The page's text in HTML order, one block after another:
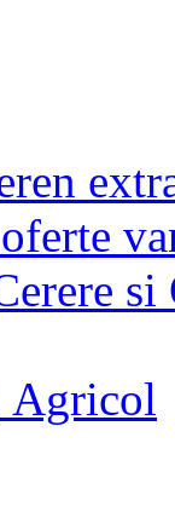
si
Agricol